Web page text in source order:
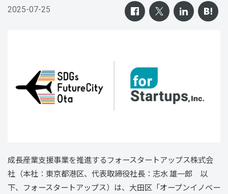
2025-07-25
成長産業支援事業を推進するフォースタートアップス株式会
社（本社：東京都港区、代表取締役社長：志水 雄一郎 以
下、フォースタートアップス）は、大田区「オープンイノベー